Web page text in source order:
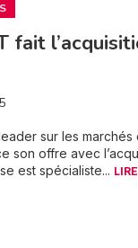
fait
sur les
son offre avec
est spécialiste...